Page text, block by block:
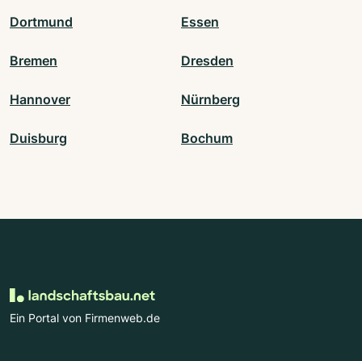
Dortmund Essen
Bremen Dresden
Hannover Nürnberg
Duisburg Bochum
Ein Portal von Firmenweb.de